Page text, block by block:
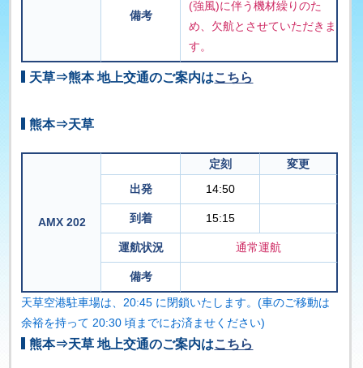
備考
(強風)に伴う機材繰りのた
め、欠航とさせていただきま
す。
天草⇒熊本 地上交通のご案内はこちら
熊本⇒天草
AMX 202
定刻
変更
出発
14:50
到着 15:15
運航状況 通常運航
備考
天草空港駐車場は、20:45 に閉鎖いたします。(車のご移動は
余裕を持って 20:30 頃までにお済ませください)
熊本⇒天草 地上交通のご案内はこちら